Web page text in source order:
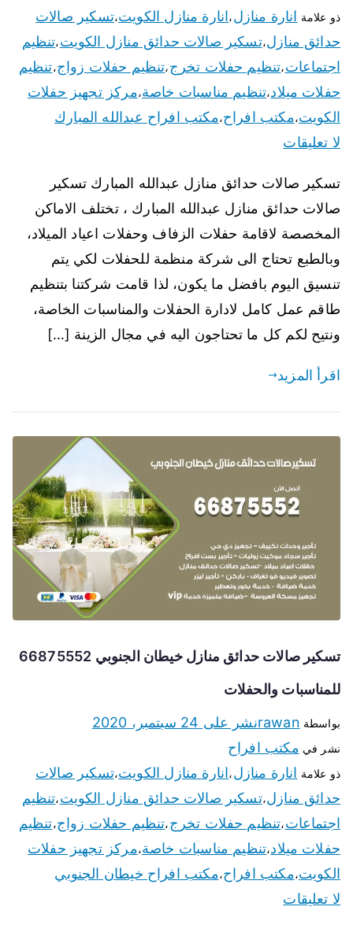
ذو علامة انارة منازل،انارة منازل الكويت،تسكير صالات
حدائق منازل،تسكير صالات حدائق منازل الكويت،تنظيم
اجتماعات،تنظيم حفلات تخرج،تنظيم حفلات زواج،تنظيم
حفلات ميلاد،تنظيم مناسبات خاصة،مركز تجهيز حفلات
الكويت،مكتب افراح،مكتب افراح عبدالله المبارك
لا تعليقات
تسكير صالات حدائق منازل عبدالله المبارك تسكير
صالات حدائق منازل عبدالله المبارك ، تختلف الاماكن
المخصصة لاقامة حفلات الزفاف وحفلات اعياد الميلاد،
وبالطبع تحتاج الى شركة منظمة للحفلات لكي يتم
تنسيق اليوم بافضل ما يكون، لذا قامت شركتنا بتنظيم
طاقم عمل كامل لادارة الحفلات والمناسبات الخاصة،
ونتيح لكم كل ما تحتاجون اليه في مجال الزينة […]
اقرأ المزيد
تسكير صالات حدائق منازل خيطان الجنوبي 66875552
للمناسبات والحفلات
بواسطة rawanنشر على 24 سبتمبر، 2020
نشر في مكتب افراح
ذو علامة انارة منازل،انارة منازل الكويت،تسكير صالات
حدائق منازل،تسكير صالات حدائق منازل الكويت،تنظيم
اجتماعات،تنظيم حفلات تخرج،تنظيم حفلات زواج،تنظيم
حفلات ميلاد،تنظيم مناسبات خاصة،مركز تجهيز حفلات
الكويت،مكتب افراح،مكتب افراح خيطان الجنوبي
لا تعليقات